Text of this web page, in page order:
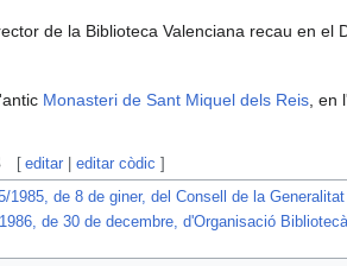
de la Biblioteca Valenciana recau en
Monasteri de Sant Miquel dels Reis ,
[ editar |editar còdic ]
1985, de 8 de giner, del Consell de la
1986, de 30 de decembre, d'Organisació